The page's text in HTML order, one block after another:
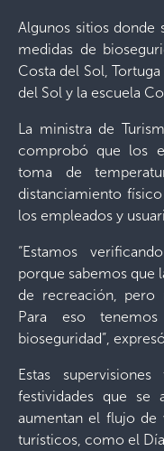
Algunos sitios
medidas de
Costa del Sol,
del Sol y la escuela
La ministra de
comprobó que los
toma de
distanciamiento
los empleados y
“Estamos
porque sabemos que
de recreación, pero
Para eso
bioseguridad”,
Estas
festividades que se
aumentan el flujo de
turísticos, como el